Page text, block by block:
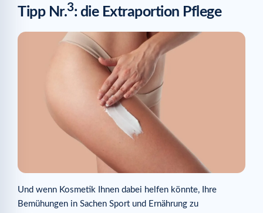
Tipp Nr.3: die Extraportion Pflege
Und wenn Kosmetik Ihnen dabei helfen könnte, Ihre
Bemühungen in Sachen Sport und Ernährung zu